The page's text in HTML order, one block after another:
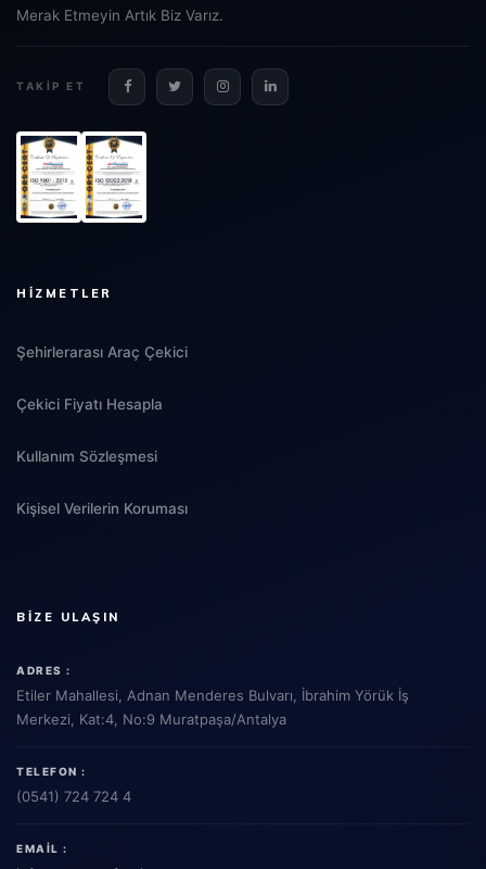
Merak Etmeyin Artık Biz Varız.
TAKIP ET
HIZMETLER
Şehirlerarası Araç Çekici
Çekici Fiyatı Hesapla
Kullanım Sözleşmesi
Kişisel Verilerin Koruması
BIZE ULAŞIN
ADRES :
Etiler Mahallesi, Adnan Menderes Bulvarı, İbrahim Yörük İş
Merkezi, Kat:4, No:9 Muratpaşa/Antalya
TELEFON :
(0541) 724 724 4
EMAIL :